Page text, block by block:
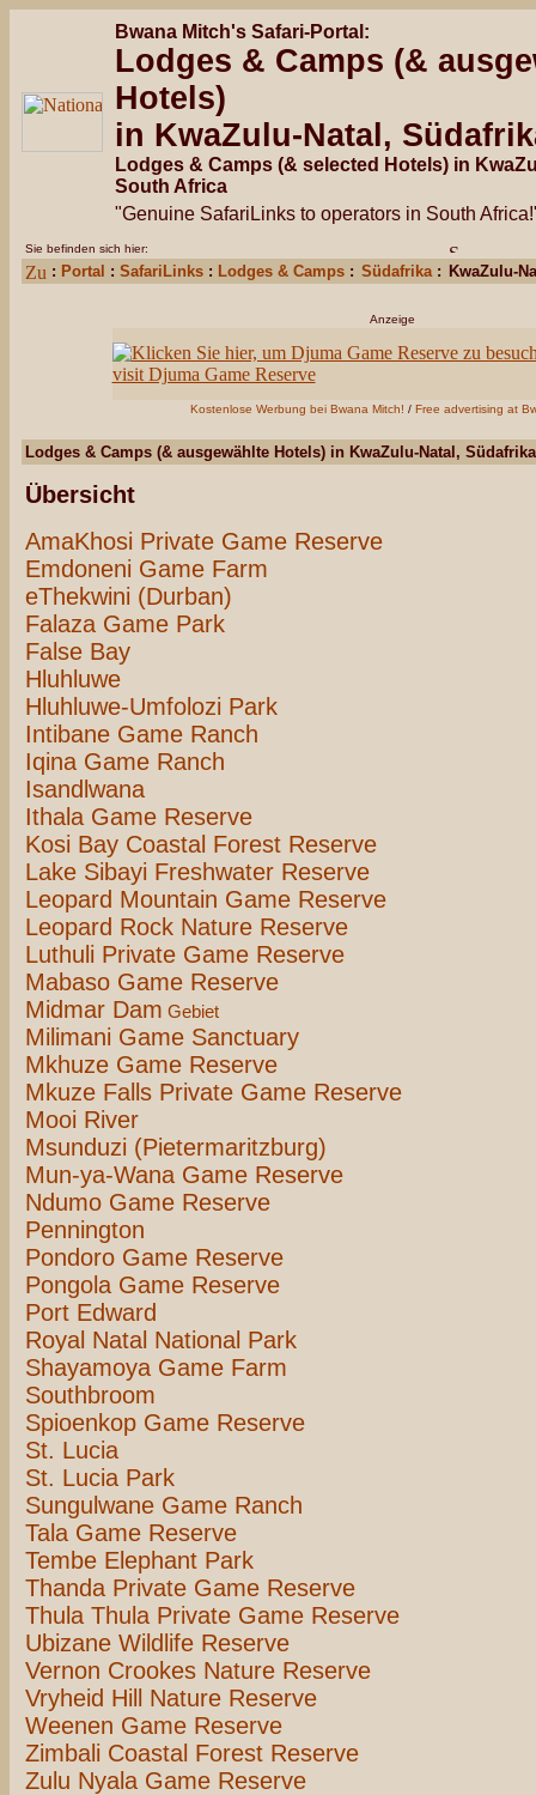
Bwana Mitch's Safari-Portal:
Lodges & Camps (&
Hotels)
in KwaZulu-Natal,
Lodges & Camps (& selected Hotels) in
South Africa
"Genuine SafariLinks to operators in South
Sie befinden sich hier:
: Portal : SafariLinks : Lodges & Camps : Südafrika: KwaZulu-
Anzeige
Kostenlose Werbung bei Bwana Mitch! / Free advertising at
Lodges & Camps (& ausgewählte Hotels) in KwaZulu-Natal, Südafrika
Übersicht
AmaKhosi Private Game Reserve
Emdoneni Game Farm
eThekwini (Durban)
Falaza Game Park
False Bay
Hluhluwe
Hluhluwe-Umfolozi Park
Intibane Game Ranch
Iqina Game Ranch
Isandlwana
Ithala Game Reserve
Kosi Bay Coastal Forest Reserve
Lake Sibayi Freshwater Reserve
Leopard Mountain Game Reserve
Leopard Rock Nature Reserve
Luthuli Private Game Reserve
Mabaso Game Reserve
Midmar Dam Gebiet
Milimani Game Sanctuary
Mkhuze Game Reserve
Mkuze Falls Private Game Reserve
Mooi River
Msunduzi (Pietermaritzburg)
Mun-ya-Wana Game Reserve
Ndumo Game Reserve
Pennington
Pondoro Game Reserve
Pongola Game Reserve
Port Edward
Royal Natal National Park
Shayamoya Game Farm
Southbroom
Spioenkop Game Reserve
St. Lucia
St. Lucia Park
Sungulwane Game Ranch
Tala Game Reserve
Tembe Elephant Park
Thanda Private Game Reserve
Thula Thula Private Game Reserve
Ubizane Wildlife Reserve
Vernon Crookes Nature Reserve
Vryheid Hill Nature Reserve
Weenen Game Reserve
Zimbali Coastal Forest Reserve
Zulu Nyala Game Reserve